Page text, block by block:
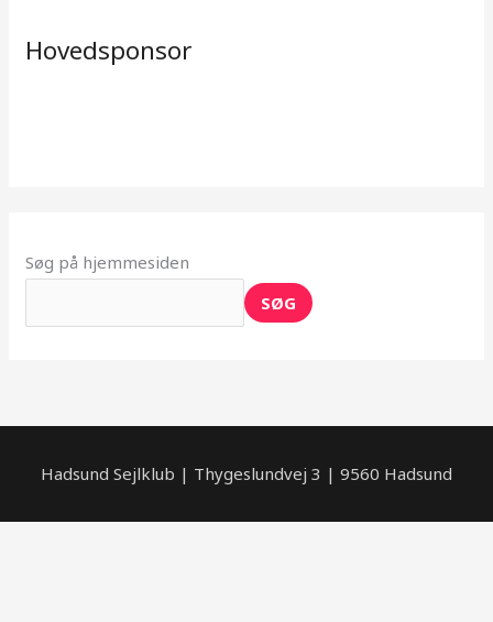
Hovedsponsor
Søg på hjemmesiden
SØG
Hadsund Sejlklub | Thygeslundvej 3 | 9560 Hadsund